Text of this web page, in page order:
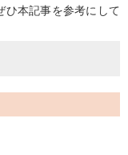
ひ本記事を参考にして